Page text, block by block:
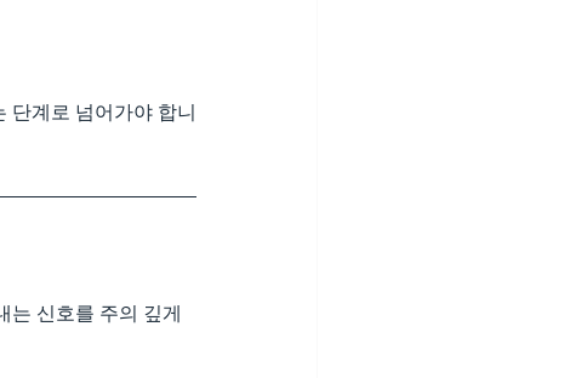
단계로 넘어가야 합니
는 신호를 주의 깊게